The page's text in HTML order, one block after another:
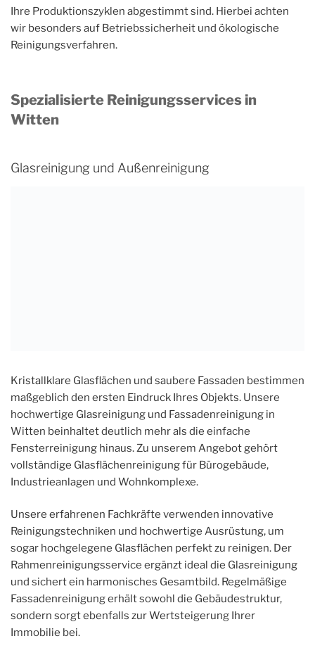
Ihre Produktionszyklen abgestimmt sind. Hierbei achten
wir besonders auf Betriebssicherheit und ökologische
Reinigungsverfahren.
Spezialisierte Reinigungsservices in
Witten
Glasreinigung und Außenreinigung
Kristallklare Glasflächen und saubere Fassaden bestimmen
maßgeblich den ersten Eindruck Ihres Objekts. Unsere
hochwertige Glasreinigung und Fassadenreinigung in
Witten beinhaltet deutlich mehr als die einfache
Fensterreinigung hinaus. Zu unserem Angebot gehört
vollständige Glasflächenreinigung für Bürogebäude,
Industrieanlagen und Wohnkomplexe.
Unsere erfahrenen Fachkräfte verwenden innovative
Reinigungstechniken und hochwertige Ausrüstung, um
sogar hochgelegene Glasflächen perfekt zu reinigen. Der
Rahmenreinigungsservice ergänzt ideal die Glasreinigung
und sichert ein harmonisches Gesamtbild. Regelmäßige
Fassadenreinigung erhält sowohl die Gebäudestruktur,
sondern sorgt ebenfalls zur Wertsteigerung Ihrer
Immobilie bei.